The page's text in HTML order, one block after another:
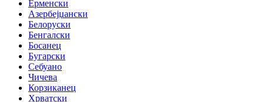
Ерменски
Азербејџански
Белоруски
Бенгалски
Босанец
Бугарски
Себуано
Чичева
Корзиканец
Хрватски